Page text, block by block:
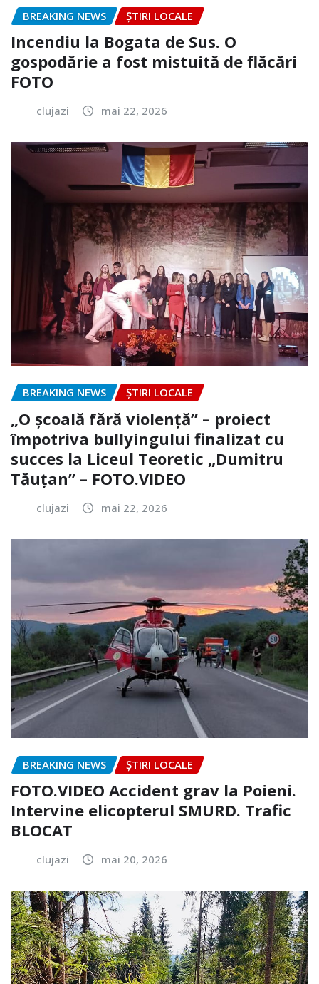
BREAKING NEWS ȘTIRI LOCALE
Incendiu la Bogata de Sus. O
gospodărie a fost mistuită de flăcări
FOTO
clujazi mai 22, 2026
BREAKING NEWS ȘTIRI LOCALE
„O școală fără violență” – proiect
împotriva bullyingului finalizat cu
succes la Liceul Teoretic „Dumitru
Tăuțan” – FOTO.VIDEO
clujazi mai 22, 2026
BREAKING NEWS ȘTIRI LOCALE
FOTO.VIDEO Accident grav la Poieni.
Intervine elicopterul SMURD. Trafic
BLOCAT
clujazi mai 20, 2026